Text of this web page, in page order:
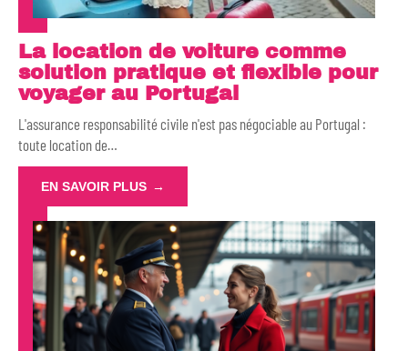
La location de voiture comme
solution pratique et flexible pour
voyager au Portugal
L'assurance responsabilité civile n'est pas négociable au Portugal :
toute location de…
EN SAVOIR PLUS